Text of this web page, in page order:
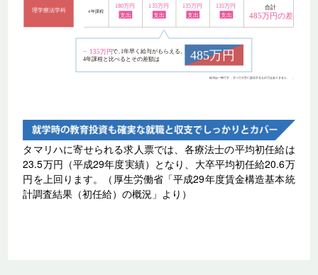
タマリハに寄せられる求人票では、各療法士の平均初任給は
23.5万円（平成29年度実績）となり、大卒平均初任給20.6万
円を上回ります。（厚生労働省「平成29年度賃金構造基本統
計調査結果（初任給）の概況」より）